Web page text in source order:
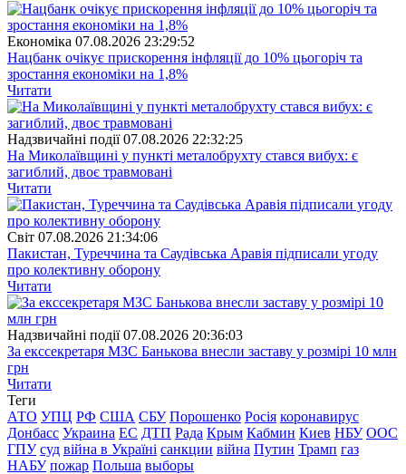
Економіка 07.08.2026 23:29:52
Нацбанк очікує прискорення інфляції до 10% цьогоріч та
зростання економіки на 1,8%
Читати
Надзвичайні події 07.08.2026 22:32:25
На Миколаївщині у пункті металобрухту стався вибух: є
загиблий, двоє травмовані
Читати
Свiт 07.08.2026 21:34:06
Пакистан, Туреччина та Саудівська Аравія підписали угоду
про колективну оборону
Читати
Надзвичайні події 07.08.2026 20:36:03
За екссекретаря МЗС Банькова внесли заставу у розмірі 10 млн
грн
Читати
Теги
АТО УПЦ РФ США СБУ Порошенко Росія коронавирус
Донбасс Украина ЕС ДТП Рада Крым Кабмин Киев НБУ ООС
ГПУ суд війна в Україні санкции війна Путин Трамп газ
НАБУ пожар Польша выборы